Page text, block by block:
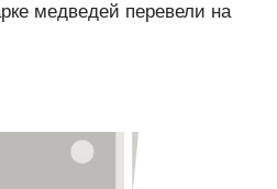
медведей перевели на